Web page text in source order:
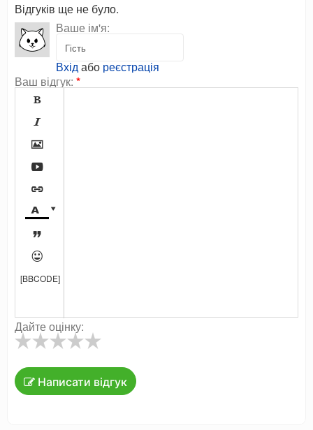
Відгуків ще не було.
Ваше ім'я:
Вхідабо реєстрація
Ваш відгук: *









[BBCODE]
Дайте оцінку:
Написати відгук